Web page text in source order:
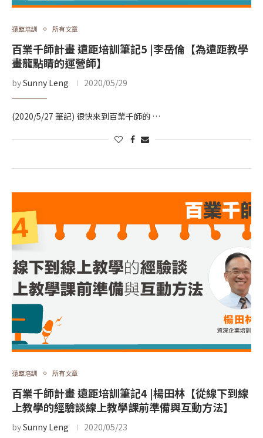
遠距培訓 所有文章
百業千師計畫 遠距培訓筆記5 |李岳倫【為遠距教學
畫龍點睛的運營師】
bySunny Leng 2020/05/29
(2020/5/27 筆記) 很快來到百業千師的 …
遠距培訓 所有文章
百業千師計畫 遠距培訓筆記4 |楊田林【從線下到線
上教學的經驗談線上教學課前準備與互動方法】
bySunny Leng 2020/05/23